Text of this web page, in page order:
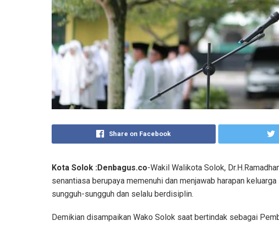
Share on Facebook
Kota Solok :Denbagus.co-Wakil Walikota Solok,
senantiasa berupaya memenuhi dan menjawab harapan
sungguh-sungguh dan selalu berdisiplin.
Demikian disampaikan Wako Solok saat bertindak sebagai